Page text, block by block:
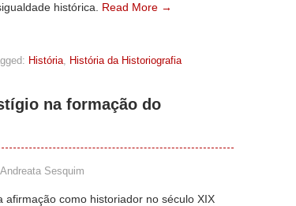
histórica. Read More →
História, História da Historiografia
na formação do
Andreata Sesquim
afirmação como historiador no século XIX